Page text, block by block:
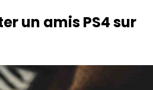
un amis PS4 sur